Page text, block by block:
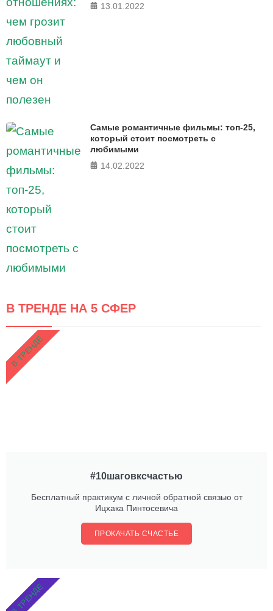
13.01.2022
Самые романтичные фильмы: топ-25,
который стоит посмотреть с
любимыми
14.02.2022
В ТРЕНДЕ НА 5 СФЕР
#10шаговксчастью
Бесплатный практикум с личной обратной связью от
Ицхака Пинтосевича
ПРОКАЧАТЬ СЧАСТЬЕ
В ТРЕНДЕ
В ТРЕНДЕ